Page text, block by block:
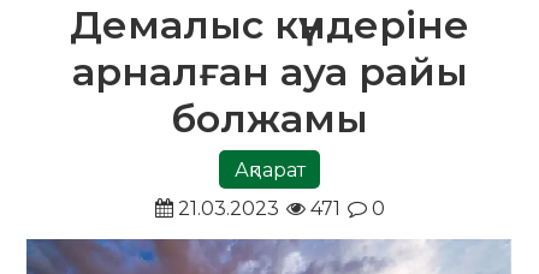
Демалыс күндеріне
арналған ауа райы
болжамы
Ақпарат
21.03.2023
471 0